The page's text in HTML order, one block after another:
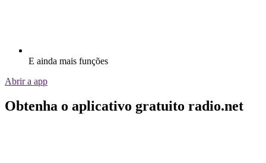
E ainda mais funções
Abrir a app
Obtenha o aplicativo gratuito radio.net